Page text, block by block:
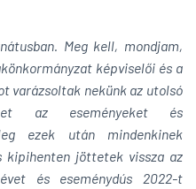
Meg kell, mondjam,
képviselői és a
varázsoltak nekünk az utolsó
az eseményeket és
ezek után mindenkinek
kipihenten jöttetek vissza az
és eseménydús 2022-t